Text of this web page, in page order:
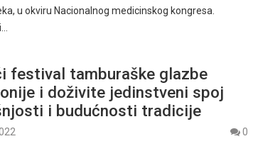
u okviru Nacionalnog medicinskog kongresa.
festival tamburaške glazbe
i doživite jedinstveni spoj
i budućnosti tradicije
0